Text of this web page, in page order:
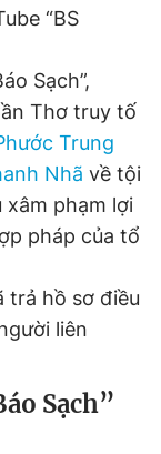
Chính sách bảo
24.3.2020
Niên. Cấm sao
thuận bằng văn
“BS
Sạch”,
Thơ truy tố
Trung
Nhã về tội
xâm phạm lợi
pháp của tổ
trả hồ sơ điều
liên
Sạch”